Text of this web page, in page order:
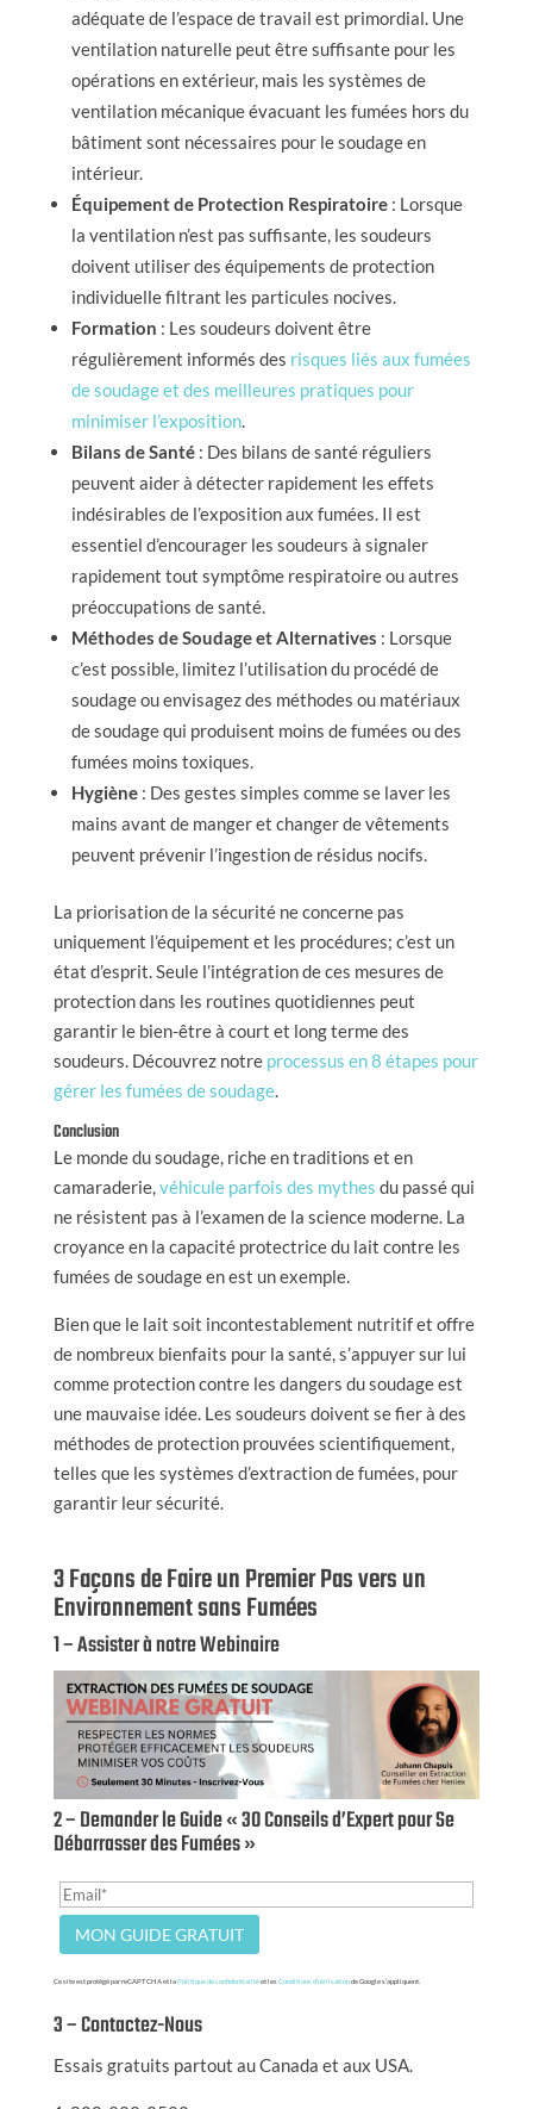
adéquate de l’espace de travail est primordial. Une
ventilation naturelle peut être suffisante pour les
opérations en extérieur, mais les systèmes de
ventilation mécanique évacuant les fumées hors du
bâtiment sont nécessaires pour le soudage en
intérieur.
Équipement de Protection Respiratoire : Lorsque
la ventilation n’est pas suffisante, les soudeurs
doivent utiliser des équipements de protection
individuelle filtrant les particules nocives.
Formation : Les soudeurs doivent être
régulièrement informés des risques liés aux fumées
de soudage et des meilleures pratiques pour
minimiser l’exposition.
Bilans de Santé: Des bilans de santé réguliers
peuvent aider à détecter rapidement les effets
indésirables de l’exposition aux fumées. Il est
essentiel d’encourager les soudeurs à signaler
rapidement tout symptôme respiratoire ou autres
préoccupations de santé.
Méthodes de Soudage et Alternatives : Lorsque
c’est possible, limitez l’utilisation du procédé de
soudage ou envisagez des méthodes ou matériaux
de soudage qui produisent moins de fumées ou des
fumées moins toxiques.
Hygiène : Des gestes simples comme se laver les
mains avant de manger et changer de vêtements
peuvent prévenir l’ingestion de résidus nocifs.
La priorisation de la sécurité ne concerne pas
uniquement l’équipement et les procédures; c’est un
état d’esprit. Seule l’intégration de ces mesures de
protection dans les routines quotidiennes peut
garantir le bien-être à court et long terme des
soudeurs. Découvrez notre processus en 8 étapes pour
gérer les fumées de soudage.
Conclusion
Le monde du soudage, riche en traditions et en
camaraderie,véhicule parfois des mythes du passé qui
ne résistent pas à l’examen de la science moderne. La
croyance en la capacité protectrice du lait contre les
fumées de soudage en est un exemple.
Bien que le lait soit incontestablement nutritif et offre
de nombreux bienfaits pour la santé, s’appuyer sur lui
comme protection contre les dangers du soudage est
une mauvaise idée. Les soudeurs doivent se fier à des
méthodes de protection prouvées scientifiquement,
telles que les systèmes d’extraction de fumées, pour
garantir leur sécurité.
3 Façons de Faire un Premier Pas vers un
Environnement sans Fumées
1 – Assister à notre Webinaire
2 – Demander le Guide « 30 Conseils d’Expert pour Se
Débarrasser des Fumées »
Ce site est protégé par reCAPTCHA et laPolitique de confidentialitéet les Conditions d’utilisationde Google s’appliquent.
3 – Contactez-Nous
Essais gratuits partout au Canada et aux USA.